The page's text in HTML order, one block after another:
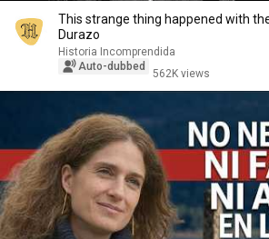
This strange thing happened with
Durazo
Historia Incomprendida
Auto-dubbed
562K views